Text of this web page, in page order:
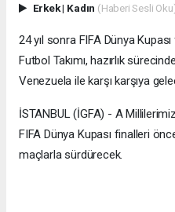
Erkek| Kadın (Haberi Sesli
24 yıl sonra FIFA Dünya
Futbol Takımı, hazırlık
Venezuela ile karşı karşıya
İSTANBUL (İGFA) - A
FIFA Dünya Kupası finalleri
maçlarla sürdürecek.